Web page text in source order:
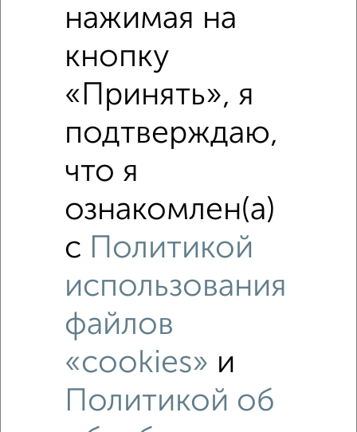
набережная 10
Рядом, с меньшей ценой
Недалеко от Южная набережная 10 с ценой ниже
нажимая на
кнопку
«Принять», я
подтверждаю,
что я
ознакомлен(а)
с Политикой
использования
файлов
«cookies» и
Политикой об